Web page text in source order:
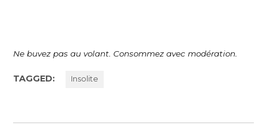
Ne buvez pas au volant. Consommez avec modération.
TAGGED: Insolite